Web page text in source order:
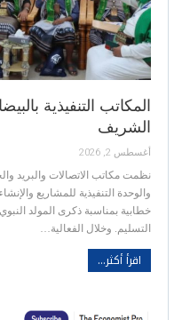
المكاتب التنفيذية
الشريف
أغسطس 2, 2026
نظمت مكاتب الاتصالات والبريد
والوحدة التنفيذية للمشاريع
خطابية بمناسبة ذكرى المولد
التسليم. وخلال الفعالية…
اقرأ أكثر...